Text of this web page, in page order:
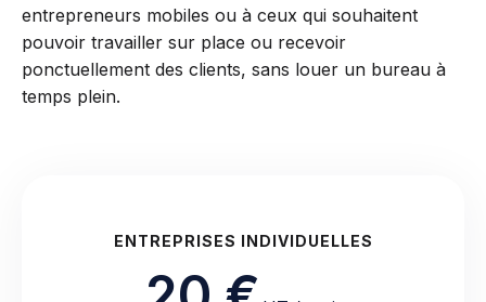
entrepreneurs mobiles ou à ceux qui souhaitent
pouvoir travailler sur place ou recevoir
ponctuellement des clients, sans louer un bureau à
temps plein.
ENTREPRISES INDIVIDUELLES